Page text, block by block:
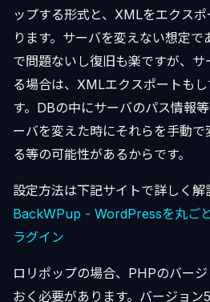
ップする形式と、XMLをエクス
ります。サーバを変えない想定
で問題ないし復旧も楽ですが、
る場合は、XMLエクスポートも
す。DBの中にサーバのパス情報
ーバを変えた時にそれらを手動
る等の可能性があるからです。
設定方法は下記サイトで詳しく解
BackWPup - WordPressを丸ご
ラグイン
ロリポップの場合、PHPのバー
おく必要があります。バージョン